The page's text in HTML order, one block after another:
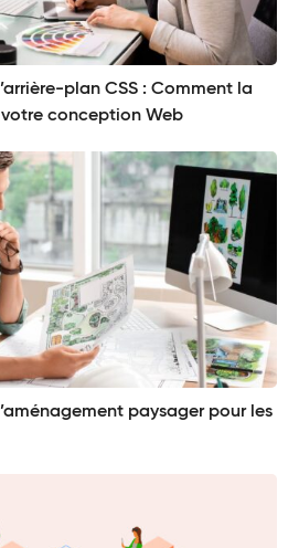
plan CSS : Comment la
conception Web
paysager pour les